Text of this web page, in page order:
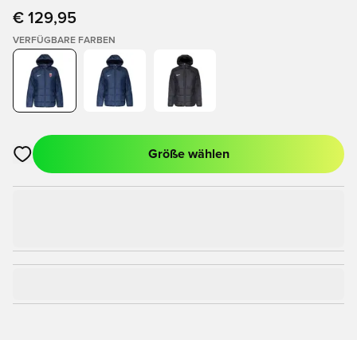
€ 129,95
VERFÜGBARE FARBEN
Öffnet ein Fenster zum Anmelden oder Registrieren als
Größe wählen